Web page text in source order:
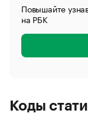
Повышайте
на РБК
Коды